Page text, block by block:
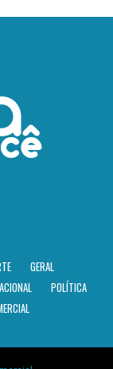
GERAL
POLÍTICA